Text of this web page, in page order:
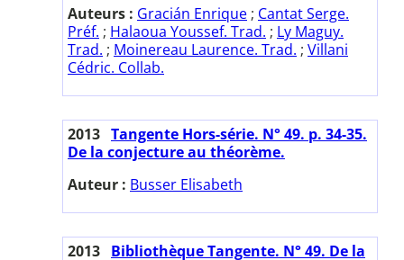
Auteurs : Gracián Enrique ; Cantat Serge.
Préf. ; Halaoua Youssef. Trad. ; Ly Maguy.
Trad. ; Moinereau Laurence. Trad. ; Villani
Cédric. Collab.
2013 Tangente Hors-série. N° 49. p. 34-35.
De la conjecture au théorème.
Auteur : Busser Elisabeth
2013 Bibliothèque Tangente. N° 49. De la